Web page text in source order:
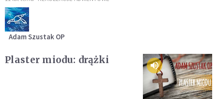
Adam Szustak OP
Plaster miodu: drążki